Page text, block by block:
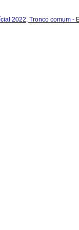
2022, Tronco comum -